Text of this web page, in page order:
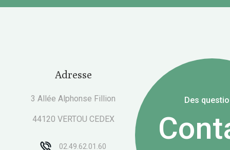
Adresse
3 Allée Alphonse Fillion
44120 VERTOU CEDEX
02.49.62.01.60
Des